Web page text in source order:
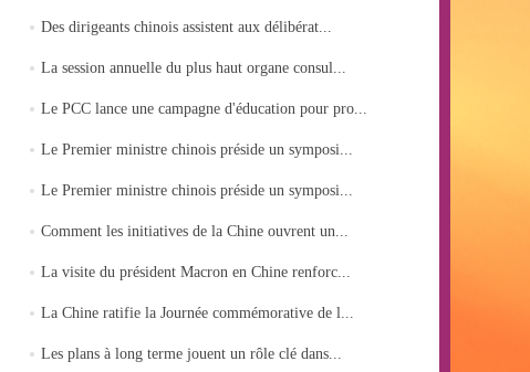
Des dirigeants chinois assistent aux délibérat...
La session annuelle du plus haut organe consul...
Le PCC lance une campagne d'éducation pour pro...
Le Premier ministre chinois préside un symposi...
Le Premier ministre chinois préside un symposi...
Comment les initiatives de la Chine ouvrent un...
La visite du président Macron en Chine renforc...
La Chine ratifie la Journée commémorative de l...
Les plans à long terme jouent un rôle clé dans...